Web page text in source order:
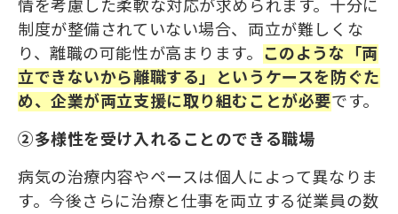
情を考慮した柔軟な対応が求められます。十分に
制度が整備されていない場合、両立が難しくな
り、離職の可能性が高まります。
このような「両
立できないから離職する」というケースを防ぐた
め、企業が両立支援に取り組むことが必要です。
②多様性を受け入れることのできる職場
病気の治療内容やペースは個人によって異なりま
す。今後さらに治療と仕事を両立する従業員の数